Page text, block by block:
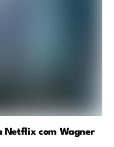
Netflix com Wagner